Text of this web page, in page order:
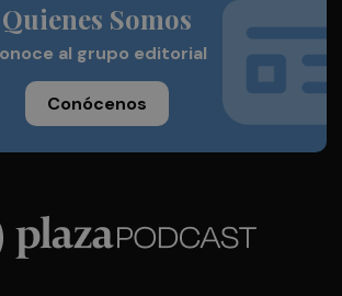
Quienes Somos
al grupo editorial
Conócenos